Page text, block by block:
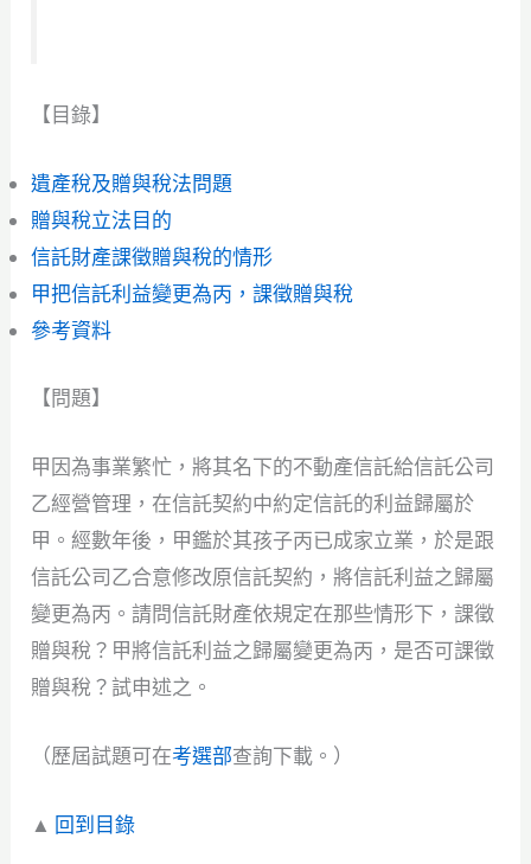
【目錄】
遺產稅及贈與稅法問題
贈與稅立法目的
信託財產課徵贈與稅的情形
甲把信託利益變更為丙，課徵贈與稅
參考資料
【問題】
甲因為事業繁忙，將其名下的不動產信託給信託公司
乙經營管理，在信託契約中約定信託的利益歸屬於
甲。經數年後，甲鑑於其孩子丙已成家立業，於是跟
信託公司乙合意修改原信託契約，將信託利益之歸屬
變更為丙。請問信託財產依規定在那些情形下，課徵
贈與稅？甲將信託利益之歸屬變更為丙，是否可課徵
贈與稅？試申述之。
（歷屆試題可在考選部查詢下載。）
▲ 回到目錄